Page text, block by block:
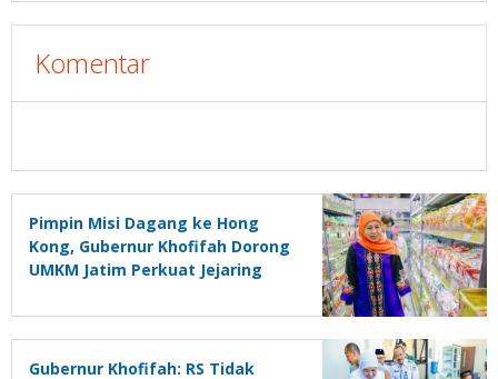
Komentar
Pimpin Misi Dagang ke Hong
Kong, Gubernur Khofifah Dorong
UMKM Jatim Perkuat Jejaring
Gubernur Khofifah: RS Tidak